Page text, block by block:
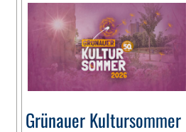
Grünauer Kultursommer